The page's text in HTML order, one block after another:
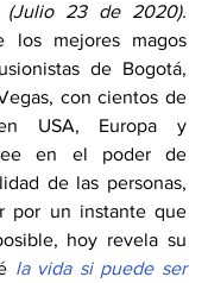
los mejores magos
de Bogotá,
con cientos de
en USA, Europa y
en el poder de
de las personas,
por un instante que
hoy revela su
la vida si puede ser